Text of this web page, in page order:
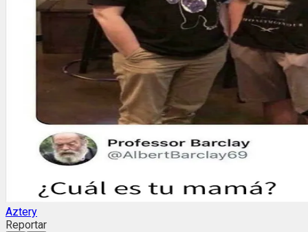
Aztery
Reportar